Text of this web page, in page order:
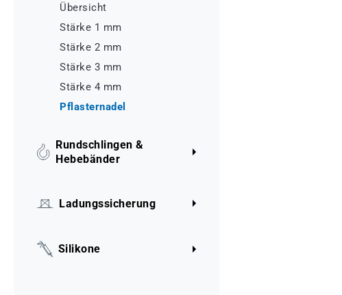
Übersicht
Stärke 1 mm
Stärke 2 mm
Stärke 3 mm
Stärke 4 mm
Pflasternadel
Rundschlingen &
Hebebänder
Ladungssicherung
Silikone